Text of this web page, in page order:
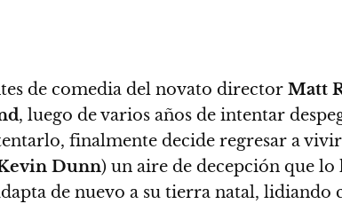
de comedia del novato director Matt
, luego de varios años de intentar
finalmente decide regresar a
Dunn) un aire de decepción que lo
de nuevo a su tierra natal, lidiando